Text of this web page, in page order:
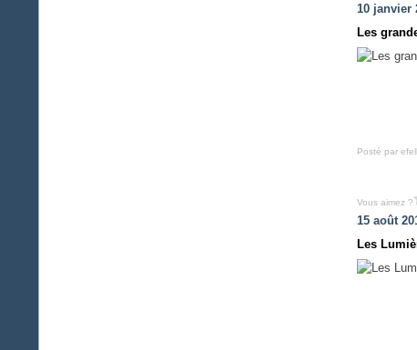
10 janvier
Les
Posté par
Vous aimez ?
15 août
Les